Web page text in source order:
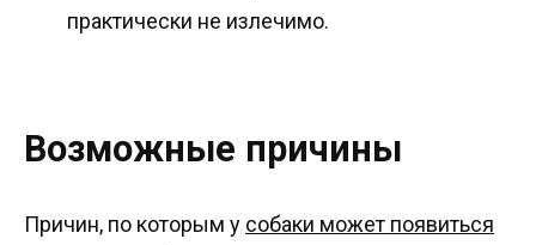
практически не излечимо.
Возможные причины
Причин, по которым у собаки может появиться